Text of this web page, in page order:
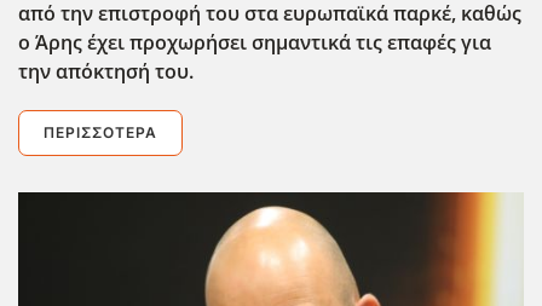
από την επιστροφή του στα ευρωπαϊκά παρκέ, καθώς
ο Άρης έχει προχωρήσει σημαντικά τις επαφές για
την απόκτησή του.
ΠΕΡΙΣΣΌΤΕΡΑ